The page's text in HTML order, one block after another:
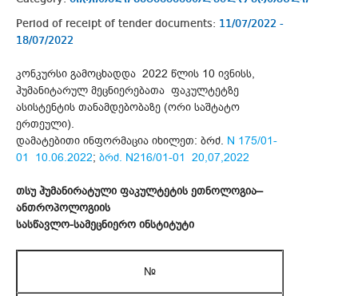
Period of receipt of tender documents: 11/07/2022 -
18/07/2022
კონკურსი გამოცხადდა 2022 წლის 10 ივნისს,
ჰუმანიტარულ მეცნიერებათა ფაკულტეტზე
ასისტენტის თანამდებობაზე (ორი საშტატო
ერთეული).
დამატებითი ინფორმაცია იხილეთ: ბრძ. N 175/01-
01 10.06.2022; ბრძ. N216/01-01 20,07,2022
თსუ ჰუმანირატული ფაკულტეტის ეთნოლოგია–
ანთროპოლოგიის
სასწავლო-სამეცნიერო ინსტიტუტი
№